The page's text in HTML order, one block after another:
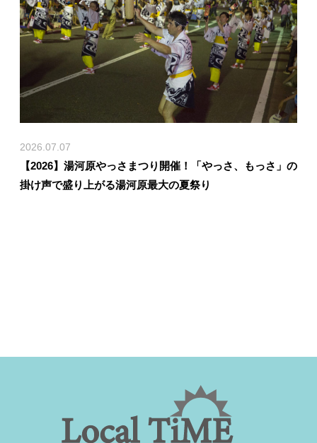
2026.07.07
【2026】湯河原やっさまつり開催！「やっさ、もっさ」の
掛け声で盛り上がる湯河原最大の夏祭り